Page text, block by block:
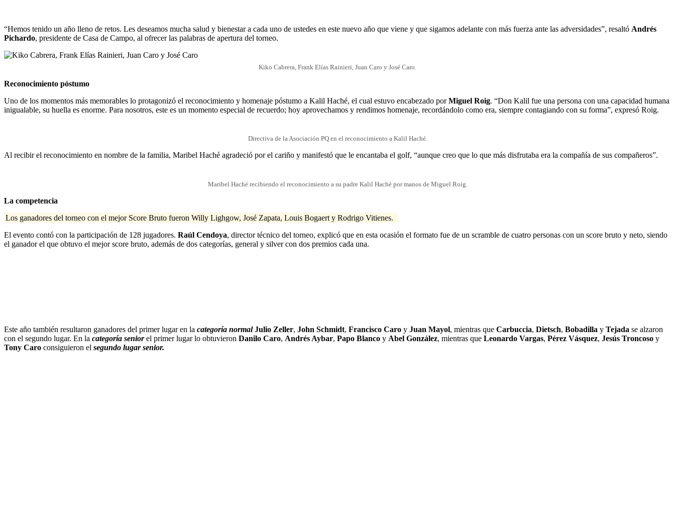
“Hemos tenido un año lleno de retos. Les deseamos mucha salud y bienestar a cada uno de ustedes en este nuevo año que viene y que sigamos adelante con más fuerza ante las adversidades”, resaltó Andrés
Pichardo, presidente de Casa de Campo, al ofrecer las palabras de apertura del torneo.
Kiko Cabrera, Frank Elías Rainieri, Juan Caro y José Caro.
Reconocimiento póstumo
Uno de los momentos más memorables lo protagonizó el reconocimiento y homenaje póstumo a Kalil Haché, el cual estuvo encabezado porMiguel Roig. “Don Kalil fue una persona con una capacidad humana
inigualable, su huella es enorme. Para nosotros, este es un momento especial de recuerdo; hoy aprovechamos y rendimos homenaje, recordándolo como era, siempre contagiando con su forma”, expresó Roig.
Directiva de la Asociación PQ en el reconocimiento a Kalil Haché.
Al recibir el reconocimiento en nombre de la familia, Maribel Haché agradeció por el cariño y manifestó que le encantaba el golf, “aunque creo que lo que más disfrutaba era la compañía de sus compañeros”.
Maribel Haché recibiendo el reconocimiento a su padre Kalil Haché por manos de Miguel Roig.
La competencia
Los ganadores del torneo con el mejor Score Bruto fueron Willy Lighgow, José Zapata, Louis Bogaert y Rodrigo Vitienes.
El evento contó con la participación de 128 jugadores. Raúl Cendoya, director técnico del torneo, explicó que en esta ocasión el formato fue de un scramble de cuatro personas con un score bruto y neto, siendo
el ganador el que obtuvo el mejor score bruto, además de dos categorías, general y silver con dos premios cada una.
Este año también resultaron ganadores del primer lugar en la categoría normal Julio Zeller, John Schmidt, Francisco Caro y Juan Mayol, mientras que Carbuccia, Dietsch, Bobadilla y Tejada se alzaron
con el segundo lugar. En la categoría seniorel primer lugar lo obtuvieron Danilo Caro, Andrés Aybar, Papo Blanco y Abel González, mientras que Leonardo Vargas, Pérez Vásquez, Jesús Troncoso y
Tony Caro consiguieron el segundo lugar senior.